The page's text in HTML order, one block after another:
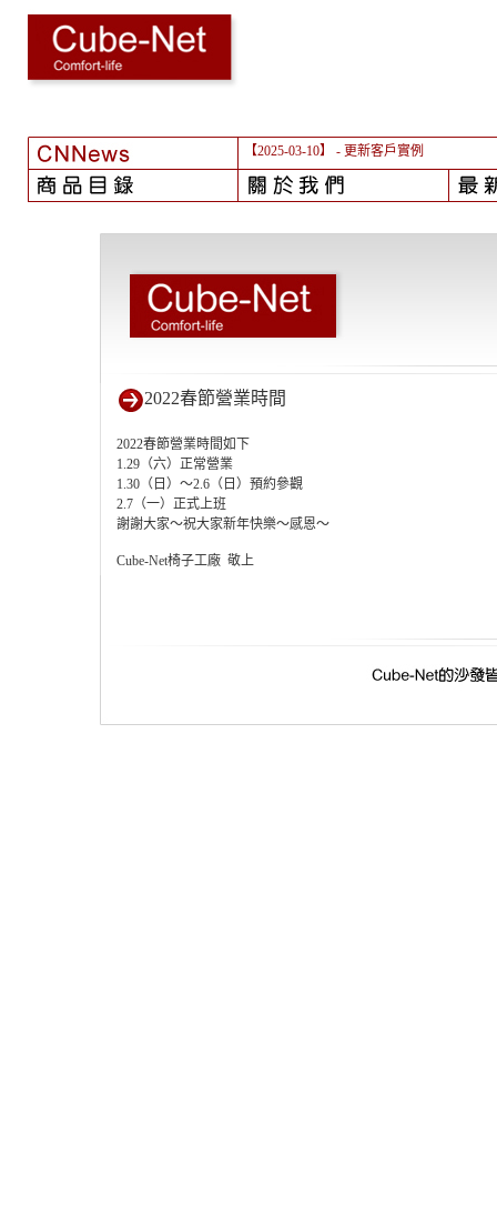
【2025-03-10】 - 更新客戶實例
2022春節營業時間
2022春節營業時間如下
1.29（六）正常營業
1.30（日）～2.6（日）預約參觀
2.7（一）正式上班
謝謝大家～祝大家新年快樂～感恩～
Cube-Net椅子工廠 敬上